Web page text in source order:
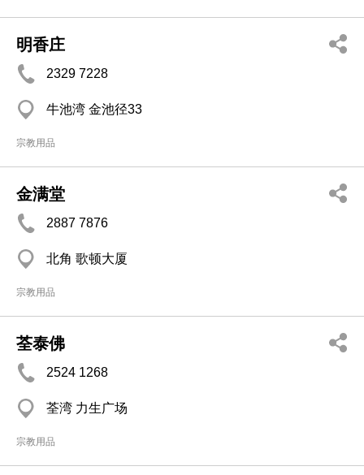
明香庄
2329 7228
牛池湾 金池径33
宗教用品
金满堂
2887 7876
北角 歌顿大厦
宗教用品
荃泰佛
2524 1268
荃湾 力生广场
宗教用品